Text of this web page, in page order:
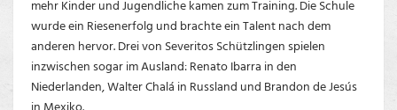
mehr Kinder und Jugendliche kamen zum Training. Die Schule
wurde ein Riesenerfolg und brachte ein Talent nach dem
anderen hervor. Drei von Severitos Schützlingen spielen
inzwischen sogar im Ausland: Renato Ibarra in den
Niederlanden, Walter Chalá in Russland und Brandon de Jesús